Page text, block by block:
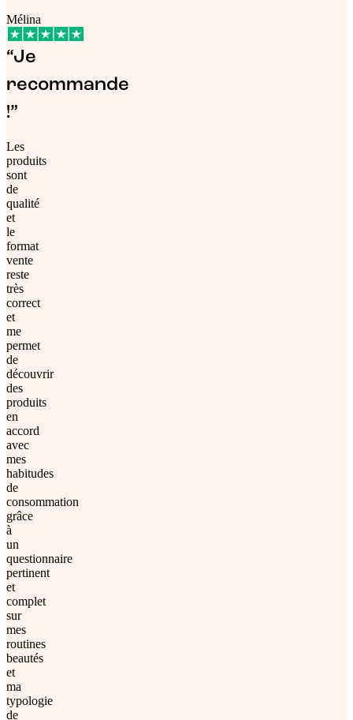
Mélina
“Je
recommande
!”
Les
produits
sont
de
qualité
et
le
format
vente
reste
très
correct
et
me
permet
de
découvrir
des
produits
en
accord
avec
mes
habitudes
de
consommation
grâce
à
un
questionnaire
pertinent
et
complet
sur
mes
routines
beautés
et
ma
typologie
de